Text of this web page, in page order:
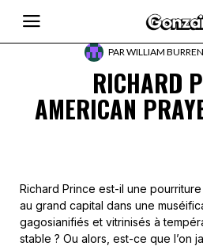
PARWILLIAM BURREN
RICHARD
AMERICAN
Richard Prince est-il une
au grand capital dans une
gagosianifiés et vitrinisés à
stable ? Ou alors, est-ce que l’on